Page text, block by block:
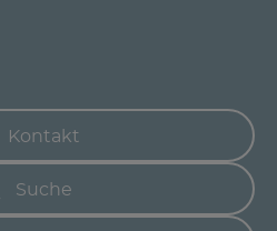
Kontakt
Suche